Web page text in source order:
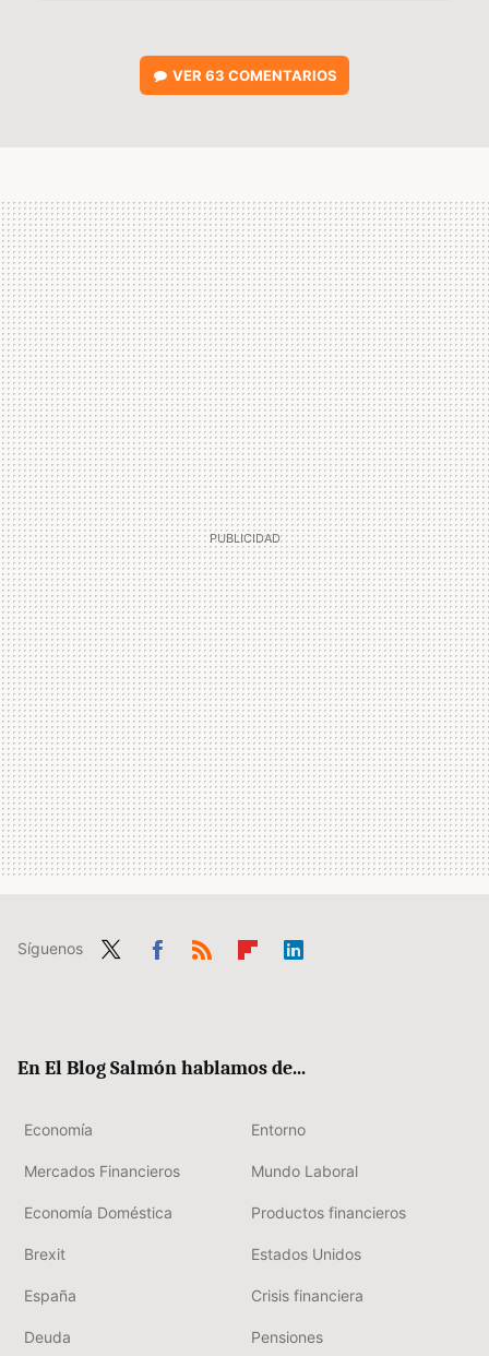
VER63 COMENTARIOS
Síguenos
En El Blog Salmón hablamos de...
Economía Entorno
Mercados Financieros Mundo Laboral
Economía Doméstica Productos financieros
Brexit Estados Unidos
España Crisis financiera
Deuda Pensiones